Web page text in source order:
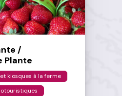
/
Plante
kiosques à la ferme